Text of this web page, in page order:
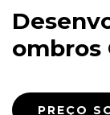
ombros